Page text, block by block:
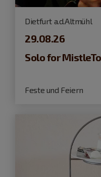
Dietfurt a.d.Altmühl
29.08.26
Solo for
Feste und Feiern